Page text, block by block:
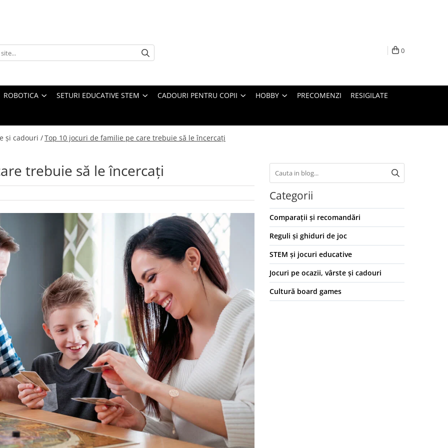
0
ROBOTICA SETURI EDUCATIVE STEM CADOURI PENTRU COPII HOBBY PRECOMENZI RESIGILATE
și cadouri /Top 10 jocuri de familie pe care trebuie să le încercați
trebuie să le încercați
Categorii
Comparații și recomandări
Reguli și ghiduri de joc
STEM și jocuri educative
Jocuri pe ocazii, vârste și cadouri
Cultură board games